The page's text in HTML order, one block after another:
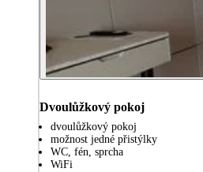
Dvoulůžkový pokoj
dvoulůžkový pokoj
možnost jedné přistýlky
WC, fén, sprcha
WiFi